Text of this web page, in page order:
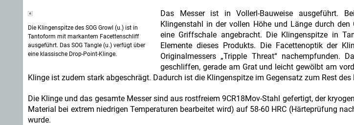
Die Klingenspitze des SOG Growl (u.) ist in
Tantoform mit markantem Facettenschliff
ausgeführt. Das SOG Tangle (u.) verfügt über
eine klassische Drop-Point-Klinge.
Das Messer ist in Vollerl-Bauweise ausgeführt.
Klingenstahl in der vollen Höhe und Länge durch
eine Griffschale angebracht. Die Klingenspitze in
Elemente dieses Produkts. Die Facettenoptik der
Originalmessers „Tripple Threat“ nachempfunden.
geschliffen, gerade am Grat und leicht gewölbt am
Klinge ist zudem stark abgeschrägt. Dadurch ist die Klingenspitze im Gegensatz zum Rest des
Die Klinge und das gesamte Messer sind aus rostfreiem 9CR18Mov-Stahl gefertigt, der
Material bei extrem niedrigen Temperaturen bearbeitet wird) auf 58-60 HRC (Härteprüfung
wurde.